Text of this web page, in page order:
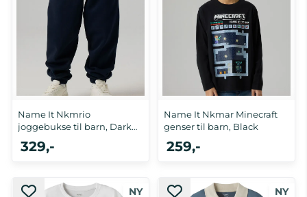
Name It Nkmrio
joggebukse til barn, Dark
Sapphire
329,-
Name It Nkmar Minecraft
genser til barn, Black
259,-